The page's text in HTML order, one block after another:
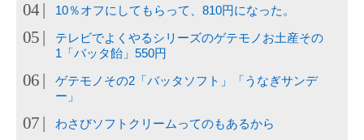
10％オフにしてもらって、810円になった。
テレビでよくやるシリーズのゲテモノお土産その
1「バッタ飴」550円
ゲテモノその2「バッタソフト」「うなぎサンデ
ー」
わさびソフトクリームってのもあるから